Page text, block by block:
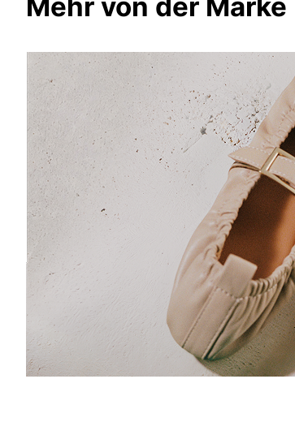
Mehr von der Marke